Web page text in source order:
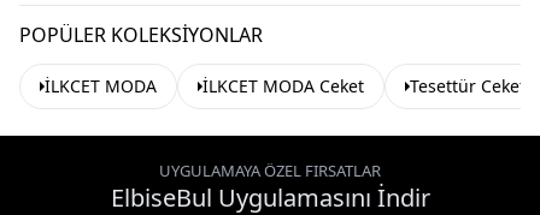
POPÜLER KOLEKSIYONLAR
İLKCET MODA İLKCET MODA Ceket Tesettür Ceket
UYGULAMAYA ÖZEL FIRSATLAR
ElbiseBul Uygulamasını İndir